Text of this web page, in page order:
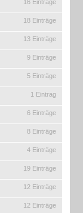
16 Einträge
18 Einträge
13 Einträge
9 Einträge
5 Einträge
1 Eintrag
6 Einträge
8 Einträge
4 Einträge
19 Einträge
12 Einträge
12 Einträge